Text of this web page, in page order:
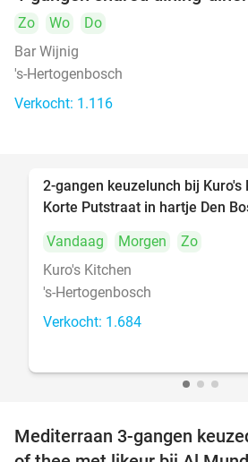
Zo Wo
Do
Bar Wijnig
's-Hertogenbosch
Verkocht: 1.116
2-gangen keuzelunch bij Kuro's
Korte Putstraat in hartje Den
Vandaag
Morgen
Zo
Kuro's Kitchen
's-Hertogenbosch
Verkocht: 1.684
Mediterraan 3-gangen